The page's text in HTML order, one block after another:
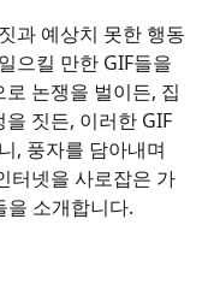
과 예상치 못한 행동
으킬 만한 GIF들을
논쟁을 벌이든, 집
짓든, 이러한 GIF
, 풍자를 담아내며
터넷을 사로잡은 가
을 소개합니다.